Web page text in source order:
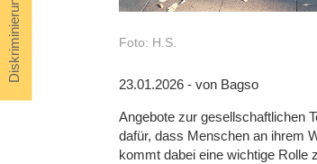
Foto: H.S.
23.01.2026 - von Bagso
Angebote zur gesellschaftlichen
dafür, dass Menschen an ihrem
kommt dabei eine wichtige Rolle